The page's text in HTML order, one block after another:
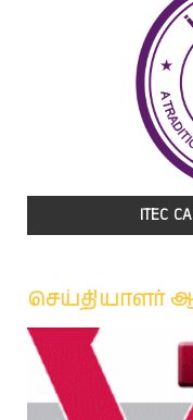
ITEC
செய்தியாளர்